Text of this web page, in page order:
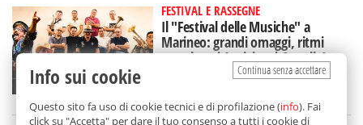
FESTIVAL E RASSEGNE
Il "Festival delle Musiche" a
Marineo: grandi omaggi, ritmi
travolgenti (e visite al Castello)
diRedazione
Continua senza accettare
Info sui cookie
Questo sito fa uso di cookie tecnici e di profilazione (info). Fai
click su "Accetta" per dare il tuo consenso a tutti i cookie di